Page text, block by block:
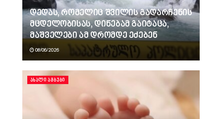
დედას, რომელიც შვილის გადარჩენის
მცდელობისას, დინებამ გაიტაცა,
მაშველები ამ დრომდე ეძებენ
08/06/2026
ᲐᲮᲐᲚᲘ ᲐᲛᲑᲔᲑᲘ